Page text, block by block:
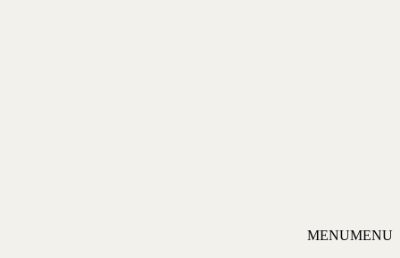
MENUMENU